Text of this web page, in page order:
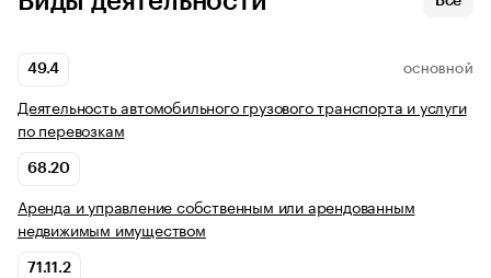
49.4 ОСНОВНОЙ
Деятельность автомобильного грузового транспорта и услуги
по перевозкам
68.20
Аренда и управление собственным или арендованным
недвижимым имуществом
71.11.2